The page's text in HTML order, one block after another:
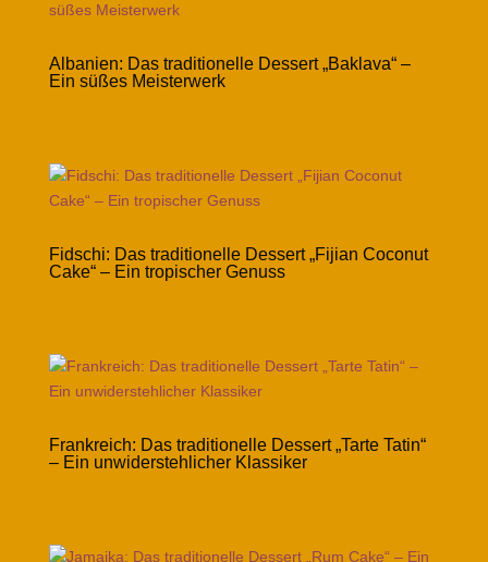
Albanien: Das traditionelle Dessert „Baklava“ –
Ein süßes Meisterwerk
Fidschi: Das traditionelle Dessert „Fijian Coconut
Cake“ – Ein tropischer Genuss
Frankreich: Das traditionelle Dessert „Tarte Tatin“
– Ein unwiderstehlicher Klassiker